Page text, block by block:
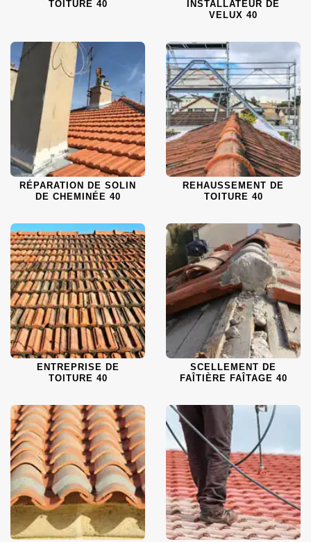
TOITURE 40
INSTALLATEUR DE
VELUX 40
RÉPARATION DE SOLIN
DE CHEMINÉE 40
REHAUSSEMENT DE
TOITURE 40
ENTREPRISE DE
TOITURE 40
SCELLEMENT DE
FAÎTIÈRE FAÎTAGE 40